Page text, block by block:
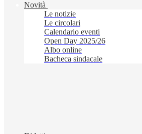
Novità
Le notizie
Le circolari
Calendario eventi
Open Day 2025/26
Albo online
Bacheca sindacale